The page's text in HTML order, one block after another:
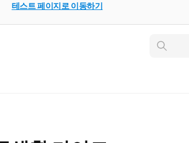
테스트 페이지로 이동하기
인